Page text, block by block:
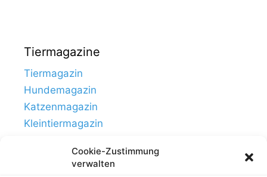
Cookie-Zustimmung
verwalten
Tiermagazine
Tiermagazin
Hundemagazin
Katzenmagazin
Kleintiermagazin